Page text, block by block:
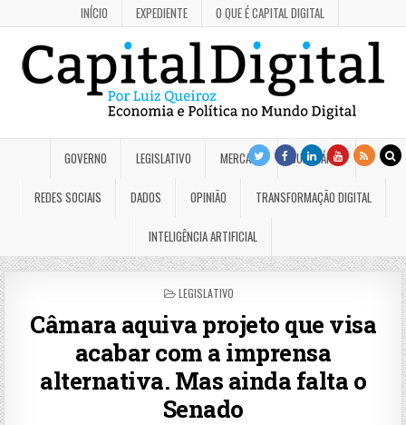
INÍCIO EXPEDIENTE O QUE É CAPITAL DIGITAL
GOVERNO LEGISLATIVO MERCADO JUDICIÁRIO
REDES SOCIAIS DADOS OPINIÃO TRANSFORMAÇÃO DIGITAL
INTELIGÊNCIA ARTIFICIAL
POSTED
LEGISLATIVO
Câmara aquiva projeto que visa
acabar com a imprensa
alternativa. Mas ainda falta o
Senado